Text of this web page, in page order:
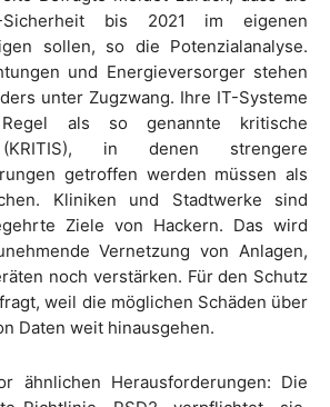
bis 2021 im eigenen
sollen, so die Potenzialanalyse.
und Energieversorger stehen
unter Zugzwang. Ihre IT-Systeme
als so genannte kritische
(KRITIS), in denen strengere
getroffen werden müssen als
Kliniken und Stadtwerke sind
Ziele von Hackern. Das wird
Vernetzung von Anlagen,
noch verstärken. Für den Schutz
weil die möglichen Schäden über
Daten weit hinausgehen.
ähnlichen Herausforderungen: Die